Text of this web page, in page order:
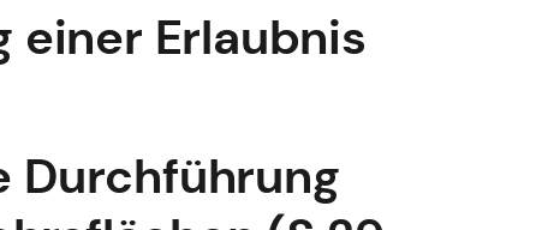
einer Erlaubnis
Durchführung